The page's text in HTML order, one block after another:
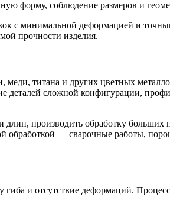
форму, соблюдение размеров и
с минимальной деформацией и
прочности изделия.
титана и других цветных
деталей сложной конфигурации,
производить обработку больших
— сварочные работы,
и отсутствие деформаций. Процесс